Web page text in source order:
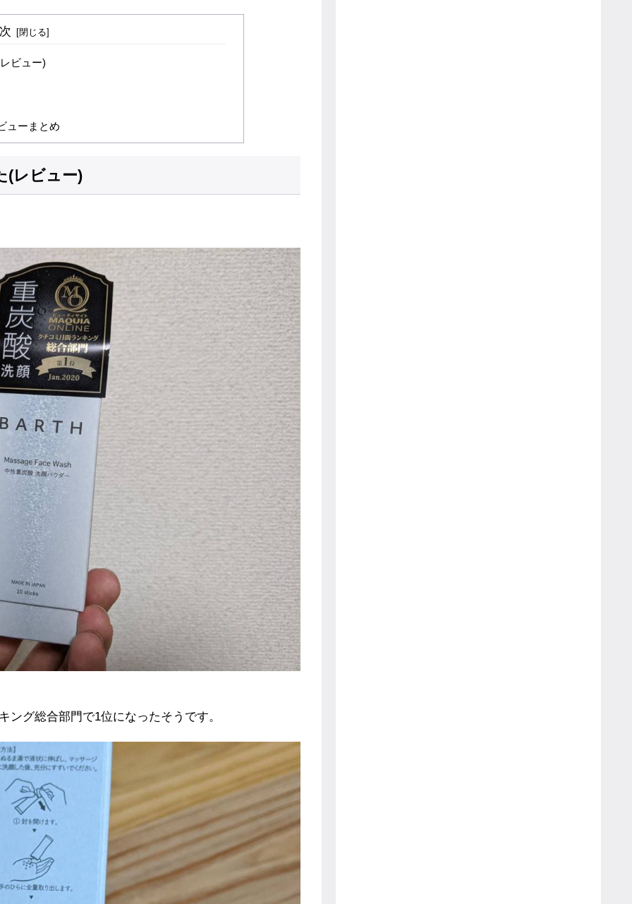
ビュー)
ューまとめ
(レビュー)
グ総合部門で1位になったそうです。